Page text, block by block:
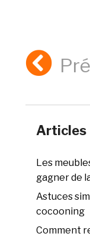
Articles
Les
gagner de
Astuces
cocooning
Comment